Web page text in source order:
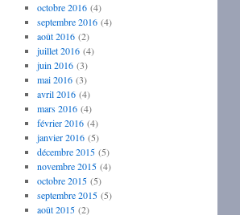
octobre 2016(4)
septembre 2016(4)
août 2016(2)
juillet 2016(4)
juin 2016(3)
mai 2016(3)
avril 2016(4)
mars 2016(4)
février 2016(4)
janvier 2016(5)
décembre 2015(5)
novembre 2015(4)
octobre 2015(5)
septembre 2015(5)
août 2015(2)